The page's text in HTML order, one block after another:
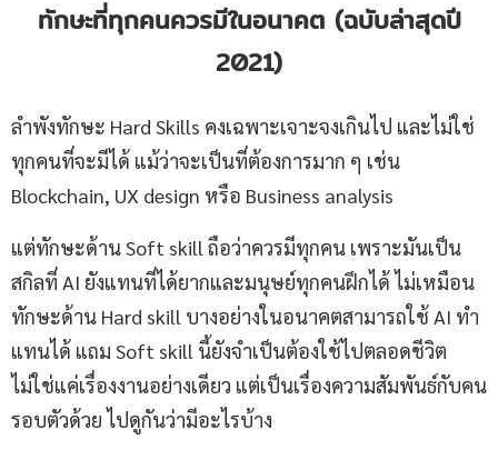
ทักษะที่ทุกคนควรมีในอนาคต (ฉบับล่าสุดปี
2021)
ลำพังทักษะ Hard Skills คงเฉพาะเจาะจงเกินไป และไม่ใช่
ทุกคนที่จะมีได้ แม้ว่าจะเป็นที่ต้องการมาก ๆ เช่น
Blockchain, UX design หรือ Business analysis
แต่ทักษะด้าน Soft skill ถือว่าควรมีทุกคน เพราะมันเป็น
สกิลที่ AI ยังแทนที่ได้ยากและมนุษย์ทุกคนฝึกได้ ไม่เหมือน
ทักษะด้าน Hard skill บางอย่างในอนาคตสามารถใช้ AI ทำ
แทนได้ แถม Soft skill นี้ยังจำเป็นต้องใช้ไปตลอดชีวิต
ไม่ใช่แค่เรื่องงานอย่างเดียว แต่เป็นเรื่องความสัมพันธ์กับคน
รอบตัวด้วย ไปดูกันว่ามีอะไรบ้าง